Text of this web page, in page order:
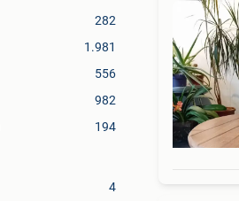
282
1.981
556
982
194
4